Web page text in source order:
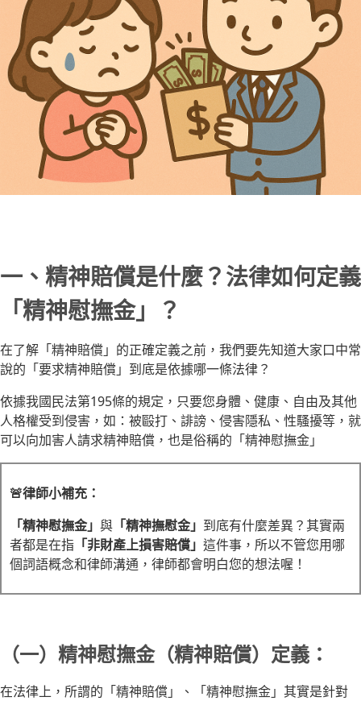
一、精神賠償是什麼？法律如何定義
「精神慰撫金」？
在了解「精神賠償」的正確定義之前，我們要先知道大家口中常
說的「要求精神賠償」到底是依據哪一條法律？
依據我國民法第195條的規定，只要您身體、健康、自由及其他
人格權受到侵害，如：被毆打、誹謗、侵害隱私、性騷擾等，就
可以向加害人請求精神賠償，也是俗稱的「精神慰撫金」
🚨律師小補充：
「精神慰撫金」 與 「精神撫慰金」 到底有什麼差異？其實兩
者都是在指 「非財產上損害賠償」 這件事，所以不管您用哪
個詞語概念和律師溝通，律師都會明白您的想法喔！
（一）精神慰撫金（精神賠償）定義：
在法律上，所謂的「精神賠償」、「精神慰撫金」其實是針對